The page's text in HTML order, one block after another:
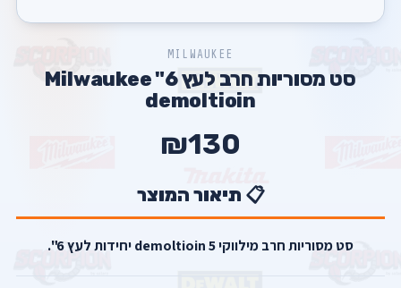
MILWAUKEE
סט מסוריות חרב לעץ 6" Milwaukee
demoltioin
₪130
📋 תיאור המוצר
סט מסוריות חרב מילווקי demoltioin 5 יחידות לעץ 6".